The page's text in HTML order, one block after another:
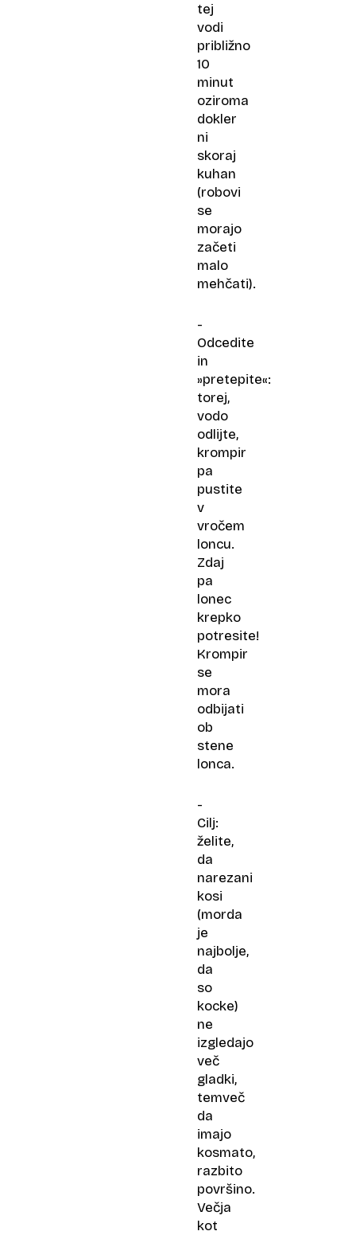
tej
vodi
približno
10
minut
oziroma
dokler
ni
skoraj
kuhan
(robovi
se
morajo
začeti
malo
mehčati).
-
Odcedite
in
»pretepite«:
torej,
vodo
odlijte,
krompir
pa
pustite
v
vročem
loncu.
Zdaj
pa
lonec
krepko
potresite!
Krompir
se
mora
odbijati
ob
stene
lonca.
-
Cilj:
želite,
da
narezani
kosi
(morda
je
najbolje,
da
so
kocke)
ne
izgledajo
več
gladki,
temveč
da
imajo
kosmato,
razbito
površino.
Večja
kot